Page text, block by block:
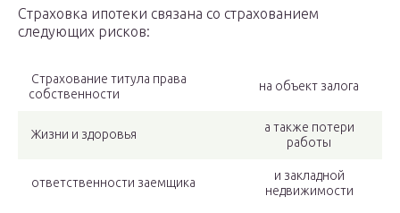
Страховка ипотеки связана со страхованием
следующих рисков:
Страхование титула права
собственности
на объект залога
Жизни и здоровья
а также потери
работы
ответственности заемщика
и закладной
недвижимости